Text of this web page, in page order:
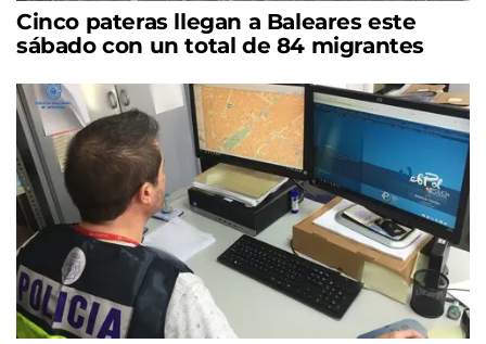
Cinco pateras llegan a Baleares este
sábado con un total de 84 migrantes